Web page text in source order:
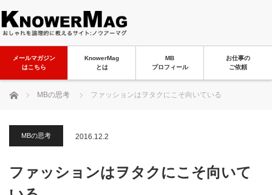
メールマガジン
はこちら
KnowerMag
とは
MB
プロフィール
お仕事の
ご依頼
ホーム MBの思考 ファッションはヲタクにこそ向いている
MBの思考 2016.12.2
ファッションはヲタクにこそ向いて